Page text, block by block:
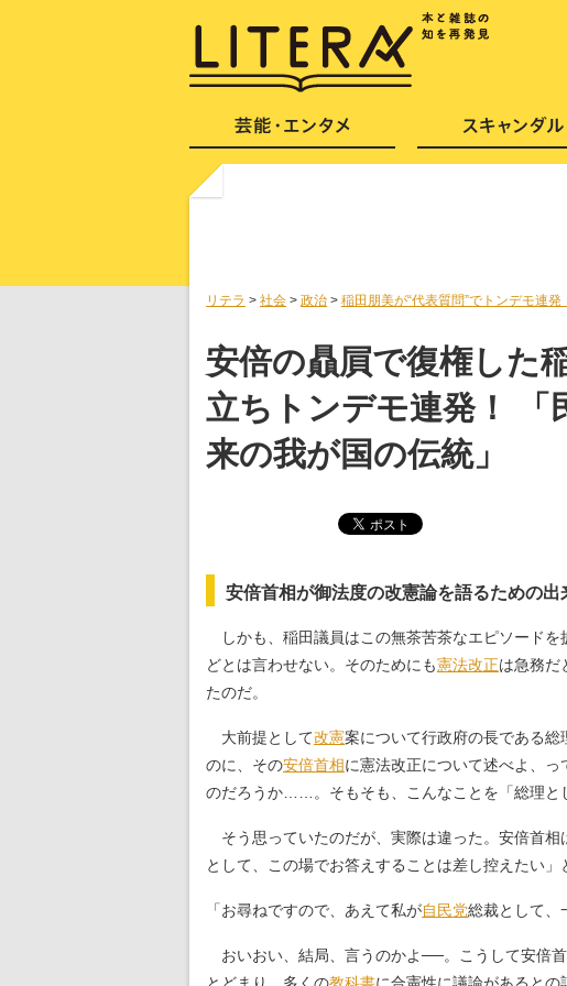
リテラ > 社会 > 政治 > 稲田朋美が“代表質問”でトンデモ連発
安倍の贔屓で復権した
立ちトンデモ連発！ 「
来の我が国の伝統」
安倍首相が御法度の改憲論を語るための出
しかも、稲田議員はこの無茶苦茶なエピソードを
どとは言わせない。そのためにも憲法改正は急務だ
たのだ。
大前提として改憲案について行政府の長である
のに、その安倍首相に憲法改正について述べよ、
のだろうか……。そもそも、こんなことを「総理と
そう思っていたのだが、実際は違った。安倍首
として、この場でお答えすることは差し控えたい」
「お尋ねですので、あえて私が自民党総裁として、
おいおい、結局、言うのかよ──。こうして安倍